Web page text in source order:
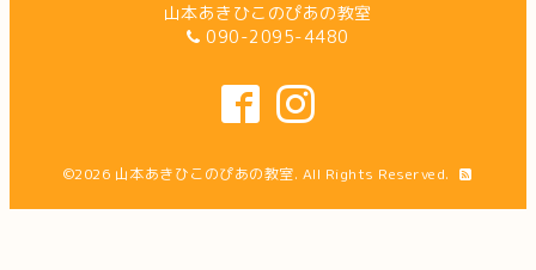
山本あきひこのぴあの教室
090-2095-4480
©2026 山本あきひこのぴあの教室. All Rights Reserved.